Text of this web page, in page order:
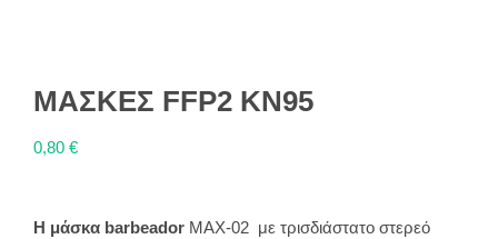
MAΣΚΕΣ FFP2 KN95
0,80 €
Η μάσκα barbeador MAX-02 με τρισδιάστατο στερεό